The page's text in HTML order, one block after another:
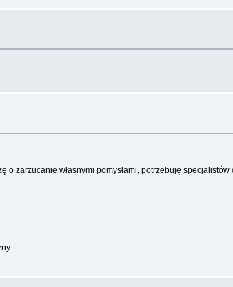
zarzucanie własnymi pomysłami, potrzebuję